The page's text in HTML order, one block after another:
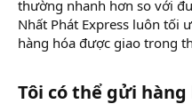
thường nhanh hơn so với
Nhất Phát Express luôn tối
hàng hóa được giao trong
Tôi có thể gửi hàng